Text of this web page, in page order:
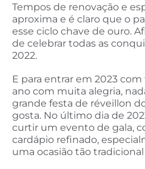
Tempos de renovação e
aproxima e é claro que o
esse ciclo chave de ouro.
de celebrar todas as
2022.
E para entrar em 2023
ano com muita alegria,
grande festa de réveillon
gosta. No último dia de
curtir um evento de gala,
cardápio refinado,
uma ocasião tão